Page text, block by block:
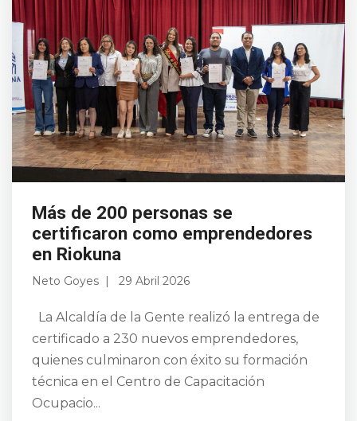
Más de 200 personas se
certificaron como emprendedores
en Riokuna
Neto Goyes 29 Abril 2026
La Alcaldía de la Gente realizó la entrega de
certificado a 230 nuevos emprendedores,
quienes culminaron con éxito su formación
técnica en el Centro de Capacitación
Ocupacio...